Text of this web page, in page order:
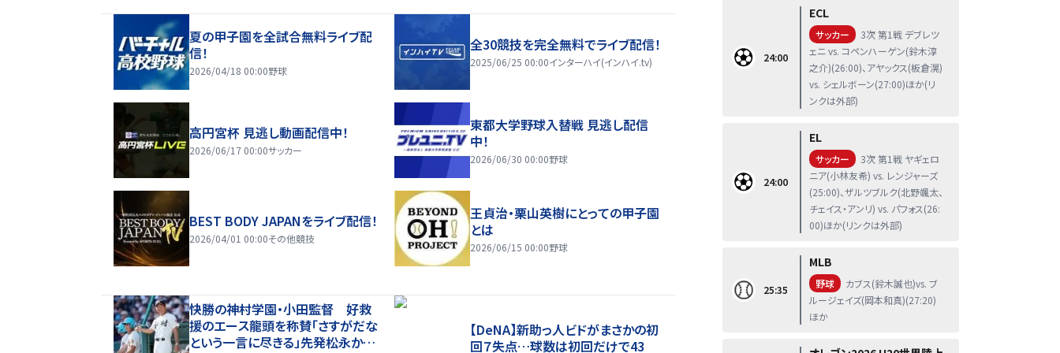
夏の甲子園を全試合無料ライブ配
信！
2026/04/18 00:00野球
全30競技を完全無料でライブ配信！
2025/06/25 00:00インターハイ(インハイ.tv)
高円宮杯 見逃し動画配信中！
2026/06/17 00:00サッカー
東都大学野球入替戦 見逃し配信
中！
2026/06/30 00:00野球
BEST BODY JAPANをライブ配信！
2026/04/01 00:00その他競技
王貞治・栗山英樹にとっての甲子園
とは
2026/06/15 00:00野球
快勝の神村学園・小田監督 好救
援のエース龍頭を称賛「さすがだな
という一言に尽きる」先発松永から
【DeNA】新助っ人ビドがまさかの初
回７失点…球数は初回だけで43
24:00
ECL
サッカー
3次 第1戦 デブレツ
ェニ vs. コペンハーゲン(鈴木淳
之介)(26:00)、アヤックス(板倉滉)
vs. シェルボーン(27:00)ほか(リ
ンクは外部)
24:00
EL
サッカー
3次 第1戦 ヤギェロ
ニア(小林友希) vs. レンジャーズ
(25:00)、ザルツブルク(北野颯太、
チェイス・アンリ) vs. パフォス(26:
00)ほか(リンクは外部)
25:35
MLB
野球
カブス(鈴木誠也)vs. ブ
ルージェイズ(岡本和真)(27:20)
ほか